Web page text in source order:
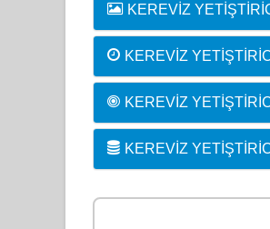
KEREVIZ
KEREVIZ
KEREVIZ
KEREVIZ